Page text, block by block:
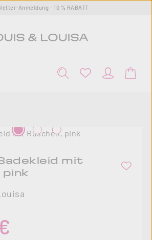
Anmeldung - 10 % RABATT
mit
pink